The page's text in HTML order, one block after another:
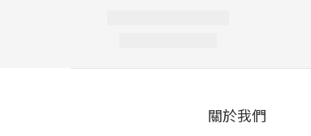
關於我們